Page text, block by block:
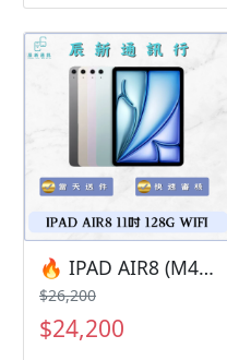
題都歡迎洽群官方LINE：
@kjg6280d • 七日鑑賞期
內，如商品有問題，請盡
速向我們告知並且協助處
理 • 全新品為原廠保固一
年，中古機店家保固15天
• 店家擁有隨時修改、變
更、暫停活動之權利 下單
前請先私訊和加LINE來幫
您安排快速審核及回報審
核進度 LINE
ID:@kjg6280d 大呼小叫
辰通訊行 雲林縣虎尾鎮林
森路二段200號 電話:05-
6339809 在地經營12年店
🔥 IPAD AIR8 (M4) 11吋 128G WIFI 有額度快速過件 🎯 想換新機？現在就是最佳時機！現貨當天審件當天過件即可以馬上寄出
$26,200
$24,200